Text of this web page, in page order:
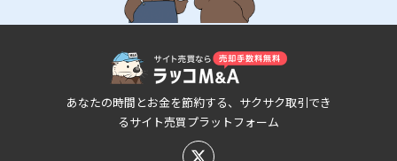
あなたの時間とお金を節約する、サクサク取引でき
るサイト売買プラットフォーム